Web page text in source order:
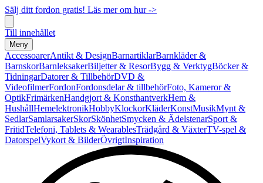
Sälj ditt fordon gratis! Läs mer om hur ->
Till innehållet
Meny
AccessoarerAntikt & DesignBarnartiklarBarnkläder &
BarnskorBarnleksakerBiljetter & ResorBygg & VerktygBöcker &
TidningarDatorer & TillbehörDVD &
VideofilmerFordonFordonsdelar & tillbehörFoto, Kameror &
OptikFrimärkenHandgjort & KonsthantverkHem &
HushållHemelektronikHobbyKlockorKläderKonstMusikMynt &
SedlarSamlarsakerSkorSkönhetSmycken & ÄdelstenarSport &
FritidTelefoni, Tablets & WearablesTrädgård & VäxterTV-spel &
DatorspelVykort & BilderÖvrigtInspiration